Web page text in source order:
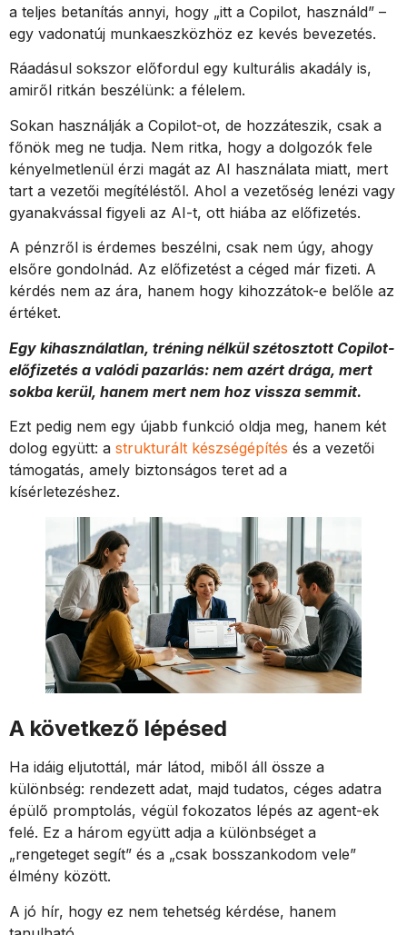
a teljes betanítás annyi, hogy „itt a Copilot, használd” –
egy vadonatúj munkaeszközhöz ez kevés bevezetés.
Ráadásul sokszor előfordul egy kulturális akadály is,
amiről ritkán beszélünk: a félelem.
Sokan használják a Copilot-ot, de hozzáteszik, csak a
főnök meg ne tudja. Nem ritka, hogy a dolgozók fele
kényelmetlenül érzi magát az AI használata miatt, mert
tart a vezetői megítéléstől. Ahol a vezetőség lenézi vagy
gyanakvással figyeli az AI-t, ott hiába az előfizetés.
A pénzről is érdemes beszélni, csak nem úgy, ahogy
elsőre gondolnád. Az előfizetést a céged már fizeti. A
kérdés nem az ára, hanem hogy kihozzátok-e belőle az
értéket.
Egy kihasználatlan, tréning nélkül szétosztott Copilot-
előfizetés a valódi pazarlás: nem azért drága, mert
sokba kerül, hanem mert nem hoz vissza semmit.
Ezt pedig nem egy újabb funkció oldja meg, hanem két
dolog együtt: a strukturált készségépítés és a vezetői
támogatás, amely biztonságos teret ad a
kísérletezéshez.
A következő lépésed
Ha idáig eljutottál, már látod, miből áll össze a
különbség: rendezett adat, majd tudatos, céges adatra
épülő promptolás, végül fokozatos lépés az agent-ek
felé. Ez a három együtt adja a különbséget a
„rengeteget segít” és a „csak bosszankodom vele”
élmény között.
A jó hír, hogy ez nem tehetség kérdése, hanem